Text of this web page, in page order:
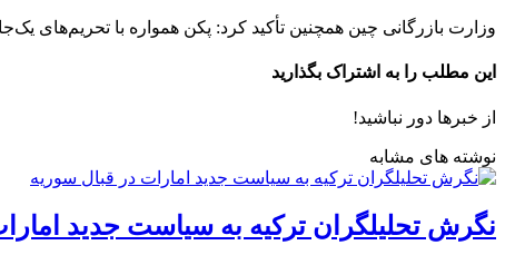
وزارت بازرگانی چین همچنین تأکید کرد: پکن همواره با تحریم‌های
این مطلب را به اشتراک بگذارید
از خبرها دور نباشید!
نوشته های مشابه
نگرش تحلیلگران ترکیه به سیاست جدید